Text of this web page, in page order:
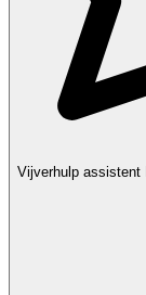
Vijverhulp assistent